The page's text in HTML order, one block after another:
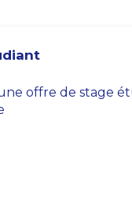
offre de stage